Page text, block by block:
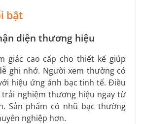
bật
diện thương hiệu
giác cao cấp cho thiết kế giúp
ghi nhớ. Người xem thường có
hiệu ứng ánh bạc tinh tế. Điều
trải nghiệm thương hiệu ngay từ
Sản phẩm có nhũ bạc thường
nghiệp hơn.